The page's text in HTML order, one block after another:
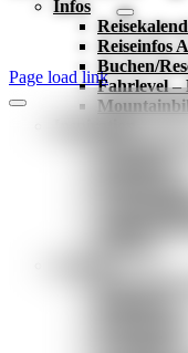
Infos
Reiseinfos
Buchen/
Fahrlevel
Page load link